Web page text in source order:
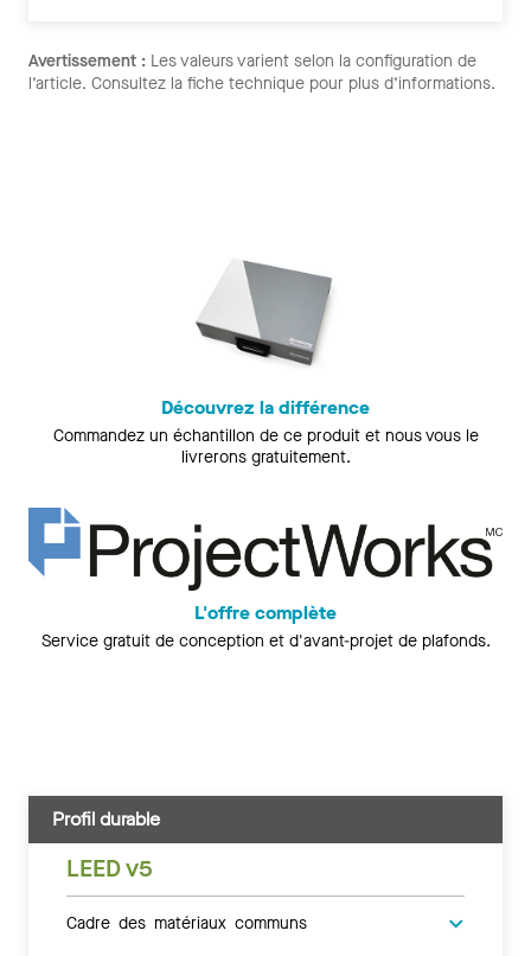
Avertissement : Les valeurs varient selon la configuration de
l’article. Consultez la fiche technique pour plus d’informations.
Découvrez la différence
Commandez un échantillon de ce produit et nous vous le
livrerons gratuitement.
L'offre complète
Service gratuit de conception et d'avant-projet de plafonds.
Profil durable
LEED v5
Cadre des matériaux communs